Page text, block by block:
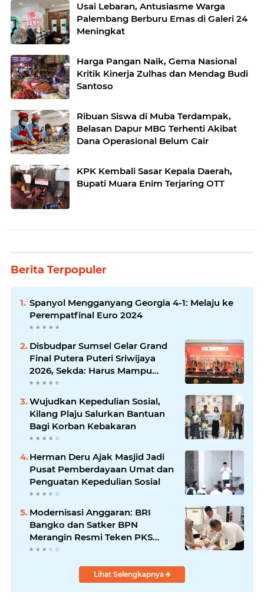
Usai Lebaran, Antusiasme Warga
Palembang Berburu Emas di Galeri 24
Meningkat
Harga Pangan Naik, Gema Nasional
Kritik Kinerja Zulhas dan Mendag Budi
Santoso
Ribuan Siswa di Muba Terdampak,
Belasan Dapur MBG Terhenti Akibat
Dana Operasional Belum Cair
KPK Kembali Sasar Kepala Daerah,
Bupati Muara Enim Terjaring OTT
Berita Terpopuler
Spanyol Mengganyang Georgia 4-1: Melaju ke
Perempatfinal Euro 2024
Disbudpar Sumsel Gelar Grand
Final Putera Puteri Sriwijaya
2026, Sekda: Harus Mampu
Bawa Sumsel Go Internasional
Wujudkan Kepedulian Sosial,
Kilang Plaju Salurkan Bantuan
Bagi Korban Kebakaran
Herman Deru Ajak Masjid Jadi
Pusat Pemberdayaan Umat dan
Penguatan Kepedulian Sosial
Modernisasi Anggaran: BRI
Bangko dan Satker BPN
Merangin Resmi Teken PKS
Penerbitan KKP
Lihat Selengkapnya